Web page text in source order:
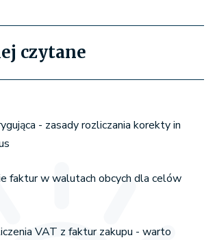
czytane
- zasady rozliczania korekty in
faktur w walutach obcych dla celów
VAT z faktur zakupu - warto